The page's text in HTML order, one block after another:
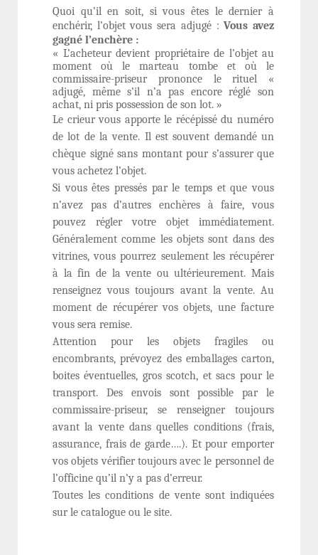
Quoi qu’il en soit, si vous êtes le dernier à
enchérir, l’objet vous sera adjugé :Vous avez
gagné l’enchère :
« L’acheteur devient propriétaire de l’objet au
moment où le marteau tombe et où le
commissaire-priseur prononce le rituel «
adjugé, même s’il n’a pas encore réglé son
achat, ni pris possession de son lot. »
Le crieur vous apporte le récépissé du numéro
de lot de la vente. Il est souvent demandé un
chèque signé sans montant pour s’assurer que
vous achetez l’objet.
Si vous êtes pressés par le temps et que vous
n’avez pas d’autres enchères à faire, vous
pouvez régler votre objet immédiatement.
Généralement comme les objets sont dans des
vitrines, vous pourrez seulement les récupérer
à la fin de la vente ou ultérieurement. Mais
renseignez vous toujours avant la vente. Au
moment de récupérer vos objets, une facture
vous sera remise.
Attention pour les objets fragiles ou
encombrants, prévoyez des emballages carton,
boites éventuelles, gros scotch, et sacs pour le
transport. Des envois sont possible par le
commissaire-priseur, se renseigner toujours
avant la vente dans quelles conditions (frais,
assurance, frais de garde….). Et pour emporter
vos objets vérifier toujours avec le personnel de
l’officine qu’il n’y a pas d’erreur.
Toutes les conditions de vente sont indiquées
sur le catalogue ou le site.